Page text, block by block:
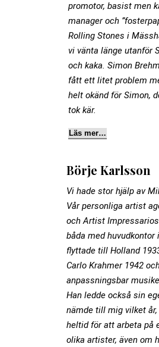
promotor, basist men
manager och
Rolling Stones i
vi vänta länge utanför
och kaka. Simon
fått ett litet problem
helt okänd för Simon,
tok kär.
Läs mer…
Börje Karlsson
Vi hade stor hjälp av
Vår personliga artist
och Artist
båda med
flyttade till Holland
Carlo Krahmer 1942
anpassningsbar
Han ledde också sin
nämde till mig vilket
heltid för att arbeta på
olika artister, även om